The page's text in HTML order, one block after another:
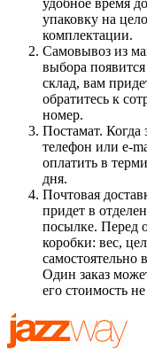
упаковку на
комплектации.
Самовывоз из
выбора
склад, вам
обратитесь к
номер.
Постамат. Когда
телефон или e-
оплатить в
дня.
Почтовая
придет в
посылке. Перед
коробки: вес,
самостоятельно
Один заказ
его стоимость